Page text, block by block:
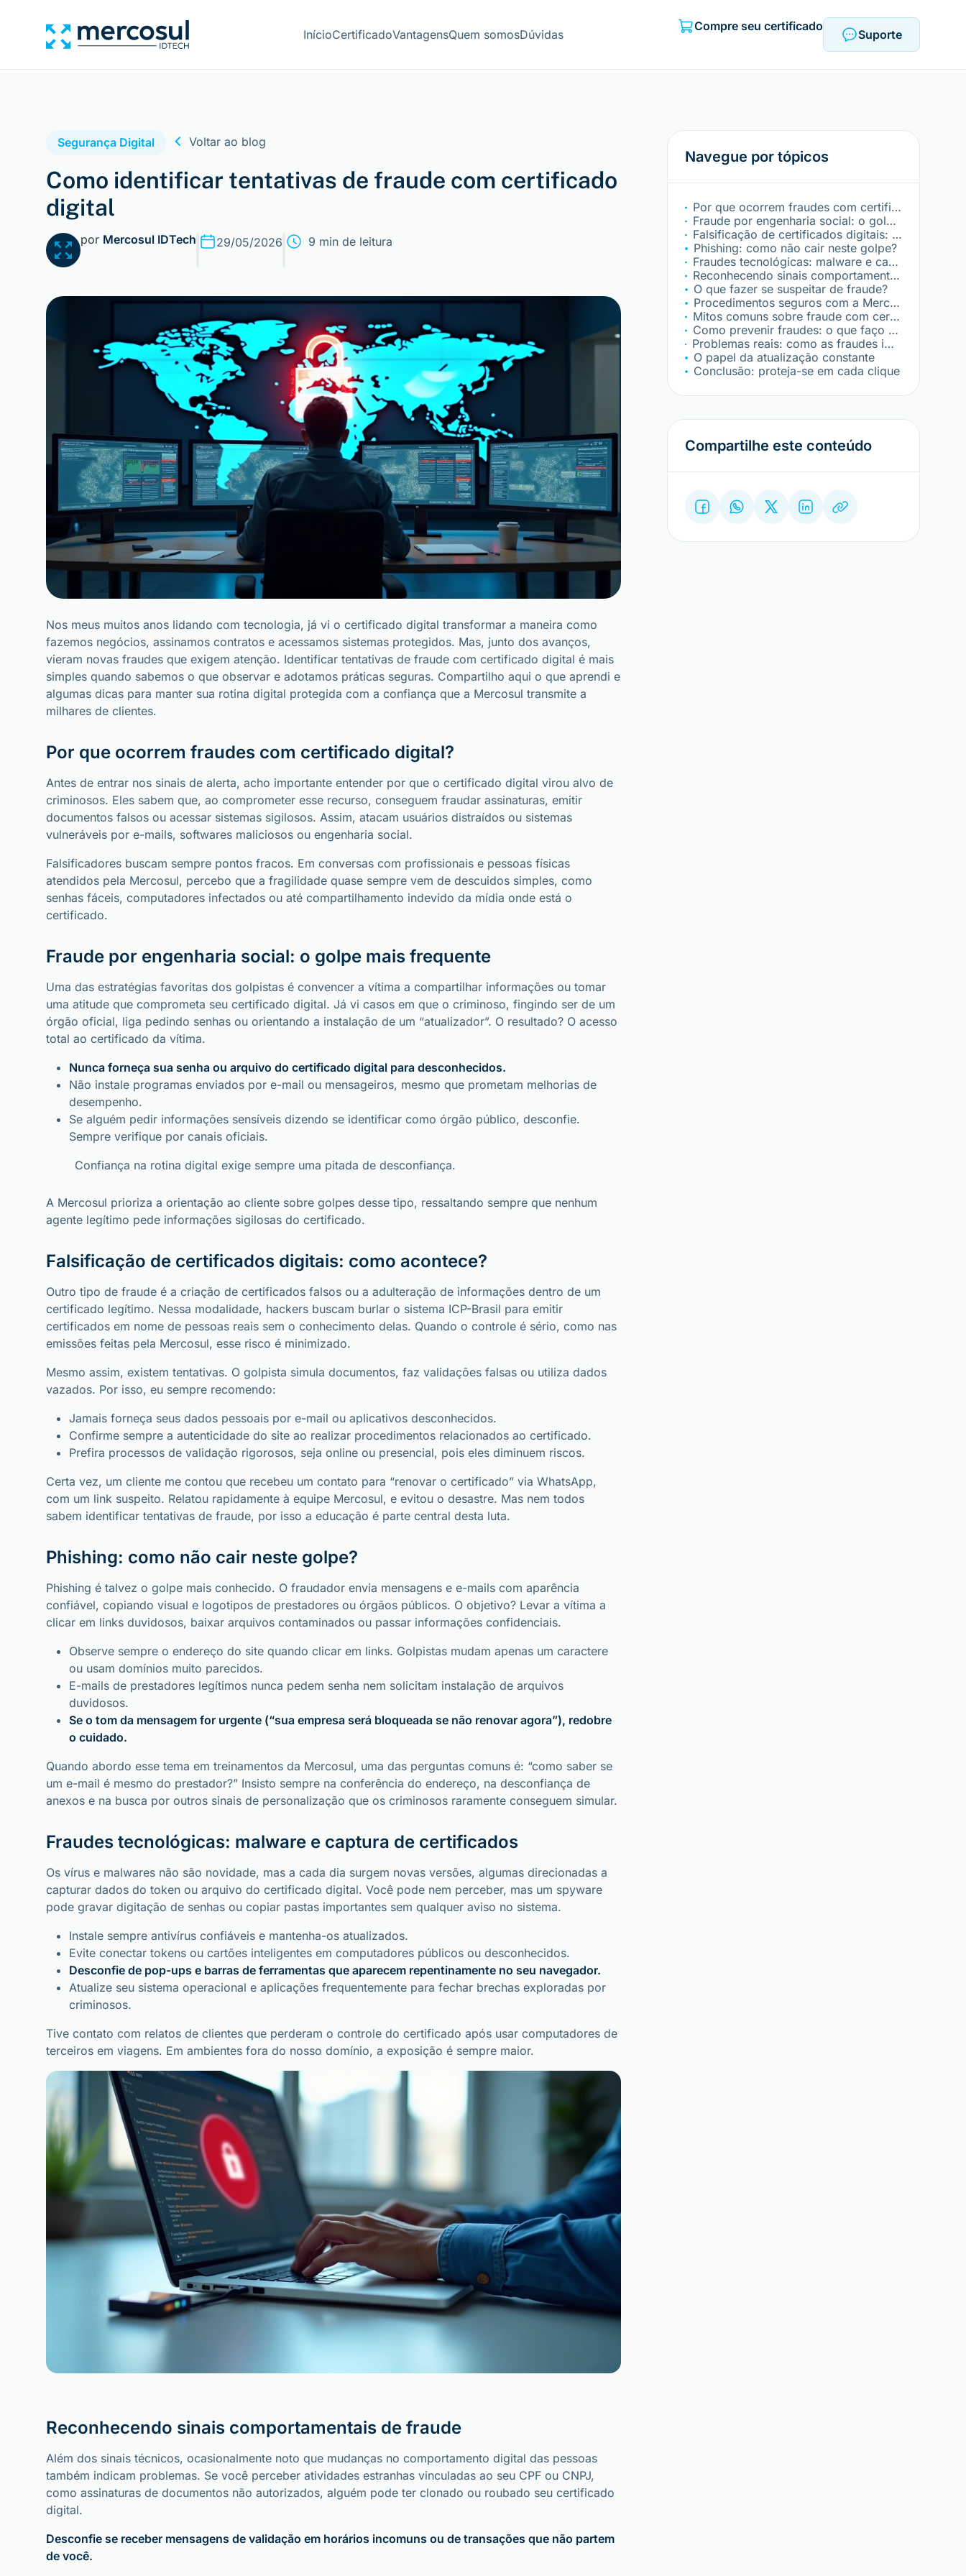
InícioCertificadoVantagensQuem somosDúvidas
Compre seu certificado
Suporte
Segurança Digital Voltar ao blog
Como identificar tentativas de fraude com certificado
digital
por Mercosul IDTech 29/05/2026 9 min de leitura
Nos meus muitos anos lidando com tecnologia, já vi o certificado digital transformar a maneira como
fazemos negócios, assinamos contratos e acessamos sistemas protegidos. Mas, junto dos avanços,
vieram novas fraudes que exigem atenção. Identificar tentativas de fraude com certificado digital é mais
simples quando sabemos o que observar e adotamos práticas seguras. Compartilho aqui o que aprendi e
algumas dicas para manter sua rotina digital protegida com a confiança que a Mercosul transmite a
milhares de clientes.
Por que ocorrem fraudes com certificado digital?
Antes de entrar nos sinais de alerta, acho importante entender por que o certificado digital virou alvo de
criminosos. Eles sabem que, ao comprometer esse recurso, conseguem fraudar assinaturas, emitir
documentos falsos ou acessar sistemas sigilosos. Assim, atacam usuários distraídos ou sistemas
vulneráveis por e-mails, softwares maliciosos ou engenharia social.
Falsificadores buscam sempre pontos fracos. Em conversas com profissionais e pessoas físicas
atendidos pela Mercosul, percebo que a fragilidade quase sempre vem de descuidos simples, como
senhas fáceis, computadores infectados ou até compartilhamento indevido da mídia onde está o
certificado.
Fraude por engenharia social: o golpe mais frequente
Uma das estratégias favoritas dos golpistas é convencer a vítima a compartilhar informações ou tomar
uma atitude que comprometa seu certificado digital. Já vi casos em que o criminoso, fingindo ser de um
órgão oficial, liga pedindo senhas ou orientando a instalação de um “atualizador”. O resultado? O acesso
total ao certificado da vítima.
Nunca forneça sua senha ou arquivo do certificado digital para desconhecidos.
Não instale programas enviados por e-mail ou mensageiros, mesmo que prometam melhorias de
desempenho.
Se alguém pedir informações sensíveis dizendo se identificar como órgão público, desconfie.
Sempre verifique por canais oficiais.
Confiança na rotina digital exige sempre uma pitada de desconfiança.
A Mercosul prioriza a orientação ao cliente sobre golpes desse tipo, ressaltando sempre que nenhum
agente legítimo pede informações sigilosas do certificado.
Falsificação de certificados digitais: como acontece?
Outro tipo de fraude é a criação de certificados falsos ou a adulteração de informações dentro de um
certificado legítimo. Nessa modalidade, hackers buscam burlar o sistema ICP-Brasil para emitir
certificados em nome de pessoas reais sem o conhecimento delas. Quando o controle é sério, como nas
emissões feitas pela Mercosul, esse risco é minimizado.
Mesmo assim, existem tentativas. O golpista simula documentos, faz validações falsas ou utiliza dados
vazados. Por isso, eu sempre recomendo:
Jamais forneça seus dados pessoais por e-mail ou aplicativos desconhecidos.
Confirme sempre a autenticidade do site ao realizar procedimentos relacionados ao certificado.
Prefira processos de validação rigorosos, seja online ou presencial, pois eles diminuem riscos.
Certa vez, um cliente me contou que recebeu um contato para “renovar o certificado” via WhatsApp,
com um link suspeito. Relatou rapidamente à equipe Mercosul, e evitou o desastre. Mas nem todos
sabem identificar tentativas de fraude, por isso a educação é parte central desta luta.
Phishing: como não cair neste golpe?
Phishing é talvez o golpe mais conhecido. O fraudador envia mensagens e e-mails com aparência
confiável, copiando visual e logotipos de prestadores ou órgãos públicos. O objetivo? Levar a vítima a
clicar em links duvidosos, baixar arquivos contaminados ou passar informações confidenciais.
Observe sempre o endereço do site quando clicar em links. Golpistas mudam apenas um caractere
ou usam domínios muito parecidos.
E-mails de prestadores legítimos nunca pedem senha nem solicitam instalação de arquivos
duvidosos.
Se o tom da mensagem for urgente (“sua empresa será bloqueada se não renovar agora”), redobre
o cuidado.
Quando abordo esse tema em treinamentos da Mercosul, uma das perguntas comuns é: “como saber se
um e-mail é mesmo do prestador?” Insisto sempre na conferência do endereço, na desconfiança de
anexos e na busca por outros sinais de personalização que os criminosos raramente conseguem simular.
Fraudes tecnológicas: malware e captura de certificados
Os vírus e malwares não são novidade, mas a cada dia surgem novas versões, algumas direcionadas a
capturar dados do token ou arquivo do certificado digital. Você pode nem perceber, mas um spyware
pode gravar digitação de senhas ou copiar pastas importantes sem qualquer aviso no sistema.
Instale sempre antivírus confiáveis e mantenha-os atualizados.
Evite conectar tokens ou cartões inteligentes em computadores públicos ou desconhecidos.
Desconfie de pop-ups e barras de ferramentas que aparecem repentinamente no seu navegador.
Atualize seu sistema operacional e aplicações frequentemente para fechar brechas exploradas por
criminosos.
Tive contato com relatos de clientes que perderam o controle do certificado após usar computadores de
terceiros em viagens. Em ambientes fora do nosso domínio, a exposição é sempre maior.
Reconhecendo sinais comportamentais de fraude
Além dos sinais técnicos, ocasionalmente noto que mudanças no comportamento digital das pessoas
também indicam problemas. Se você perceber atividades estranhas vinculadas ao seu CPF ou CNPJ,
como assinaturas de documentos não autorizados, alguém pode ter clonado ou roubado seu certificado
digital.
Desconfie se receber mensagens de validação em horários incomuns ou de transações que não partem
de você.
Navegue por tópicos
Por que ocorrem fraudes com certificado digital?
Fraude por engenharia social: o golpe mais frequente
Falsificação de certificados digitais: como acontece?
Phishing: como não cair neste golpe?
Fraudes tecnológicas: malware e captura de certificados
Reconhecendo sinais comportamentais de fraude
O que fazer se suspeitar de fraude?
Procedimentos seguros com a Mercosul
Mitos comuns sobre fraude com certificado digital
Como prevenir fraudes: o que faço no dia a dia?
Problemas reais: como as fraudes impactam empresas e profissionais?
O papel da atualização constante
Conclusão: proteja-se em cada clique
Compartilhe este conteúdo